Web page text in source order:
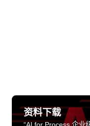
资料下载